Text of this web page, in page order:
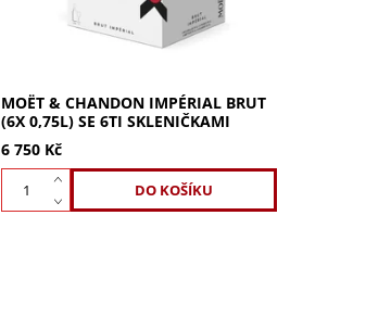
MOËT & CHANDON IMPÉRIAL BRUT
(6X 0,75L) SE 6TI SKLENIČKAMI
6 750 Kč